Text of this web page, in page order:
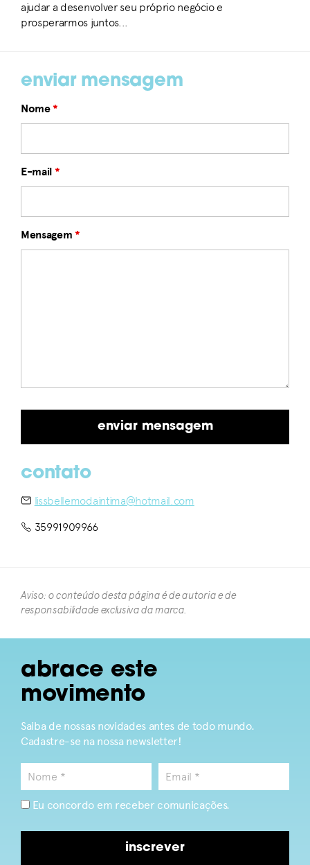
ajudar a desenvolver seu próprio negócio e
prosperarmos juntos...
enviar mensagem
Nome *
E-mail *
Mensagem *
contato
lissbellemodaintima@hotmail.com
35991909966
Aviso: o conteúdo desta página é de autoria e de
responsabilidade exclusiva da marca.​
abrace este
movimento
Saiba de nossas novidades antes de todo mundo.
Cadastre-se na nossa newsletter!
Eu concordo em receber comunicações.
inscrever